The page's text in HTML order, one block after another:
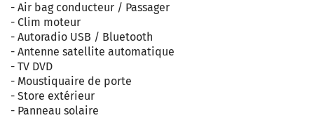
- Air bag conducteur / Passager
- Clim moteur
- Autoradio USB / Bluetooth
- Antenne satellite automatique
- TV DVD
- Moustiquaire de porte
- Store extérieur
- Panneau solaire